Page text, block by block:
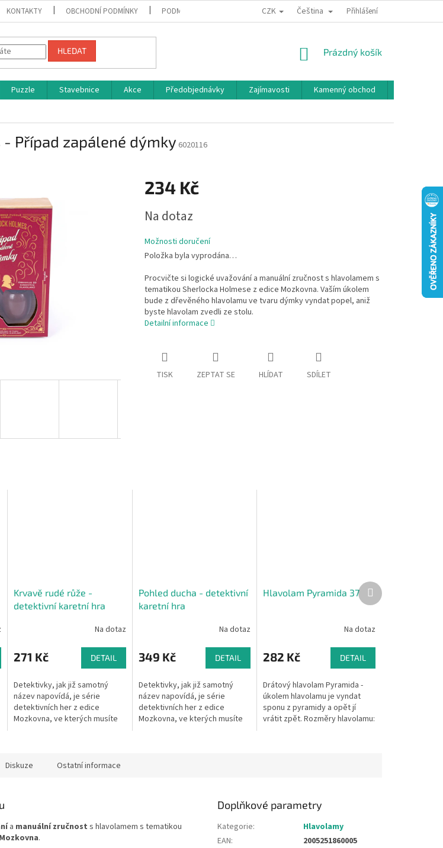
KONTAKTY OBCHODNÍ PODMÍNKY PODMÍNKY OCHRANY OSOBNÍCH ÚDAJŮ BONUSOVÝ PROGRAM
CZK Čeština Přihlášení
HLEDAT
NÁKUPNÍ
Prázdný košík
Puzzle Stavebnice Akce Předobjednávky Zajímavosti Kamenný obchod
Případ zapálené dýmky 6020116
234 Kč
cena:
Na dotaz
Možnosti doručení
Položka byla vyprodána…
Procvičte si logické uvažování a manuální zručnost s hlavolamem s
tematikou Sherlocka Holmese z edice Mozkovna. Vaším úkolem
bude z dřevěného hlavolamu ve tvaru dýmky vyndat popel, aniž
byste hlavolam zvedli ze stolu.
Detailní informace
TISK ZEPTAT SE HLÍDAT SDÍLET
Krvavě rudé růže -
detektivní karetní hra
Na dotaz
271 Kč DETAIL
Detektivky, jak již samotný
název napovídá, je série
detektivních her z edice
Mozkovna, ve kterých musíte
Pohled ducha - detektivní
karetní hra
Na dotaz
349 Kč DETAIL
Detektivky, jak již samotný
název napovídá, je série
detektivních her z edice
Mozkovna, ve kterých musíte
Hlavolam Pyramida 37
Na dotaz
282 Kč DETAIL
Drátový hlavolam Pyramida -
úkolem hlavolamu je vyndat
sponu z pyramidy a opět jí
vrátit zpět. Rozměry hlavolamu:
Další
produkt
Diskuze Ostatní informace
a manuální zručnost s hlavolamem s tematikou
Mozkovna.
Doplňkové parametry
Kategorie:
Hlavolamy
EAN:
2005251860005